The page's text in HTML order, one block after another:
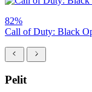
82%
Call of Duty: Black
Pelit